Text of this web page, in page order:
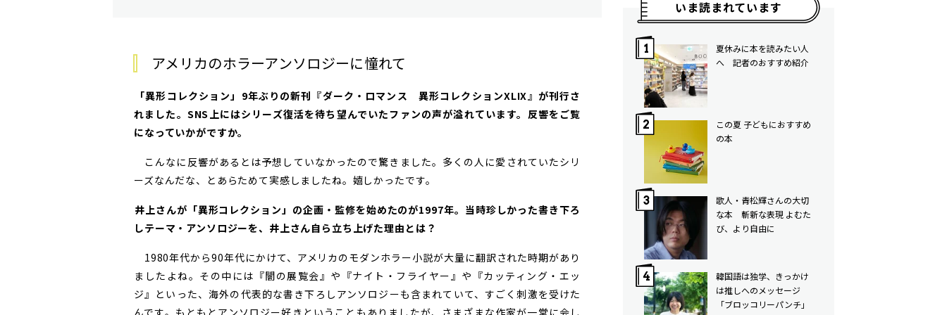
アメリカのホラーアンソロジーに憧れて
――「異形コレクション」9年ぶりの新刊『ダーク・ロマンス 異形コレクションXLIX』が刊行さ
れました。SNS上にはシリーズ復活を待ち望んでいたファンの声が溢れています。反響をご覧
になっていかがですか。
こんなに反響があるとは予想していなかったので驚きました。多くの人に愛されていたシリ
ーズなんだな、とあらためて実感しましたね。嬉しかったです。
――井上さんが「異形コレクション」の企画・監修を始めたのが1997年。当時珍しかった書き下ろ
しテーマ・アンソロジーを、井上さん自ら立ち上げた理由とは？
1980年代から90年代にかけて、アメリカのモダンホラー小説が大量に翻訳された時期があり
ましたよね。その中には『闇の展覧会』や『ナイト・フライヤー』や『カッティング・エッ
ジ』といった、海外の代表的な書き下ろしアンソロジーも含まれていて、すごく刺激を受けた
んです。もともとアンソロジー好きということもありましたが、さまざまな作家が一堂に会し
いま読まれています
夏休みに本を読みたい人
へ 記者のおすすめ紹介
この夏 子どもにおすすめ
の本
歌人・青松輝さんの大切
な本 斬新な表現 よむた
び、より自由に
韓国語は独学、きっかけ
は推しへのメッセージ
「ブロッコリーパンチ」